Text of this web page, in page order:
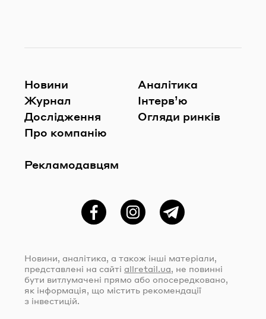
Новини
Журнал
Дослідження
Про компанію
Рекламодавцям
Аналітика
Інтерв’ю
Огляди ринків
ФейсбукInstagramTelegram
Новини, аналітика, а також інші матеріали,
представлені на сайті allretail.ua, не повинні
бути витлумачені прямо або опосередковано,
як інформація, що містить рекомендації
з інвестицій.